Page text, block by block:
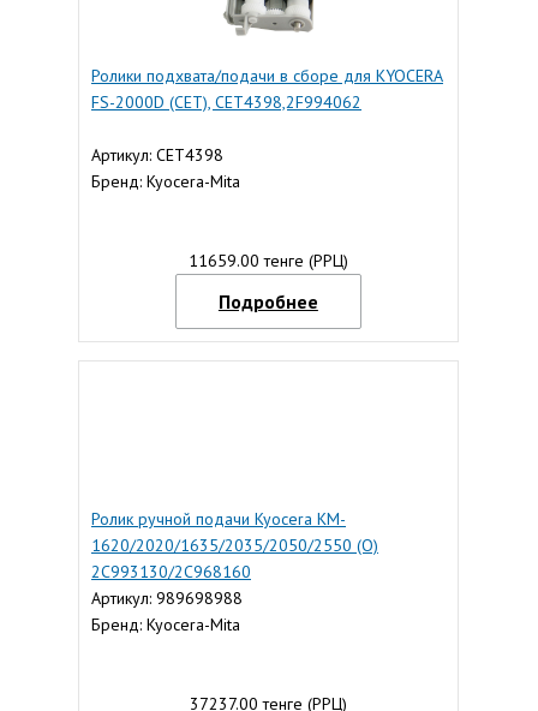
Ролики подхвата/подачи в сборе для KYOCERA
FS-2000D (CET), CET4398,2F994062
Артикул: CET4398
Бренд: Kyocera-Mita
11659.00 тенге (РРЦ)
Подробнее
Ролик ручной подачи Kyocera KM-
1620/2020/1635/2035/2050/2550 (O)
2C993130/2C968160
Артикул: 989698988
Бренд: Kyocera-Mita
37237.00 тенге (РРЦ)